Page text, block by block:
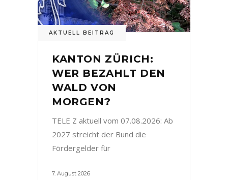
AKTUELL BEITRAG
KANTON ZÜRICH:
WER BEZAHLT DEN
WALD VON
MORGEN?
TELE Z aktuell vom 07.08.2026: Ab
2027 streicht der Bund die
Fördergelder für
7. August 2026